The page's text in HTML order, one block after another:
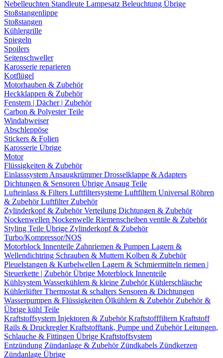
Nebelleuchten Standleute Lampesatz Beleuchtung Übrige
Stoßstangenlippe
Stoßstangen
Kühlergrille
Spiegeln
Spoilers
Seitenschweller
Karosserie reparieren
Kotflügel
Motorhauben & Zubehör
Heckklappen & Zubehör
Fenstern | Dächer | Zubehör
Carbon & Polyester Teile
Windabweiser
Abschleppöse
Stickers & Folien
Karosserie Übrige
Motor
Flüssigkeiten & Zubehör
Einlasssystem AnsaugkrümmerDrosselklappe & Adapters
Dichtungen & Sensoren Übrige Ansaug Teile
Lufteinlass & Filters Luftfiltersysteme Luftfiltern Universal Röhren
& ZubehörLuftfilter Zubehör
Zylinderkopf & ZubehörVerteilung Dichtungen & Zubehör
Nockenwellen Nockenwelle Riemenscheiben ventile & Zubehör
Styling Teile Übrige Zylinderkopf & Zubehör
Turbo/Kompressor/NOS
Motorblock Innenteile Zahnriemen & Pumpen Lagern &
Wellendichtring Schrauben & Muttern Kolben & Zubehör
Pleuelstangen & Kurbelwellen Lagern & Schmiermitteln riemen |
Steuerkette | ZubehörÜbrige Moterblock Innenteile
Kühlsystem Wasserkühlern & kleine ZubehörKühlerschläuche
KühlerlüfterThermostat & schalters Sensoren & Dichtungen
Wasserpumpen & Flüssigkeiten Ölkühlern & Zubehör Zubehör &
Übrige kühl Teile
Kraftstoffsystem Injektoren & ZubehörKraftstofffiltern Kraftstoff
Rails & DruckreglerKraftstofftank, Pumpe und ZubehörLeitungen,
Schlauche & Fittingen Übrige Kraftstoffsystem
Entzündung Zündanlage & Zubehör Zündkabels Zündkerzen
Zündanlage Übrige